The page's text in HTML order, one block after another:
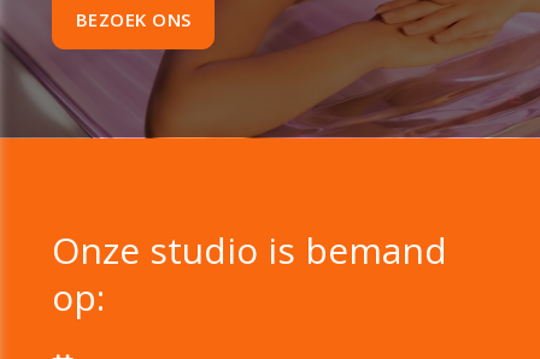
BEZOEK ONS
Onze studio is bemand
op: